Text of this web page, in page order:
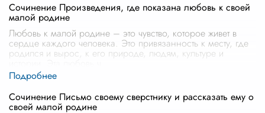
Сочинение Произведения, где показана любовь к своей
малой родине
Любовь к малой родине – это чувство, которое живет в
сердце каждого человека. Это привязанность к месту, где
родился и вырос, к его природе, людям, культуре и
Сочинение Письмо своему сверстнику и рассказать ему о
своей малой родине